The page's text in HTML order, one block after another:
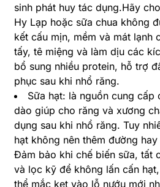
sinh phát huy tác dụng.Hãy
Hy Lạp hoặc sữa chua không
kết cấu mịn, mềm và mát lạnh
tấy, tê miệng và làm dịu các
bổ sung nhiều protein, hỗ trợ
phục sau khi nhổ răng.
Sữa hạt: là nguồn cung cấp
dào giúp cho răng và xương
dụng sau khi nhổ răng. Tuy
hạt không nên thêm đường
Đảm bảo khi chế biến sữa, tất
và lọc kỹ để không lấn cấn
thể mắc kẹt vào lỗ nướu mới